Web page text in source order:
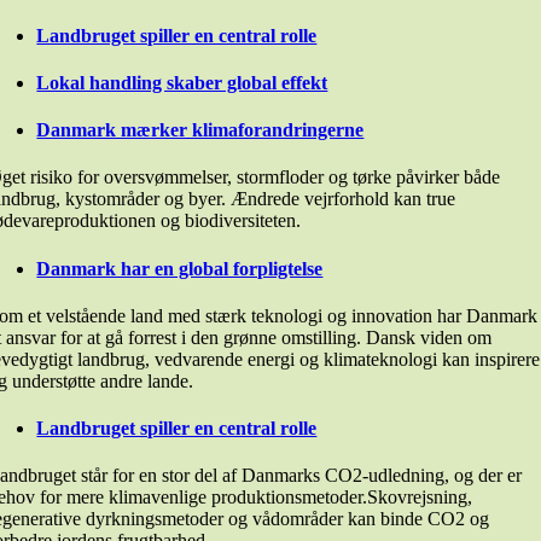
Landbruget spiller en central rolle
Lokal handling skaber global effekt
Danmark mærker klimaforandringerne
risiko for oversvømmelser, stormfloder og tørke påvirker både
kystområder og byer. Ændrede vejrforhold kan true
og biodiversiteten.
Danmark har en global forpligtelse
et velstående land med stærk teknologi og innovation har Danmark
ansvar for at gå forrest i den grønne omstilling. Dansk viden om
landbrug, vedvarende energi og klimateknologi kan inspirere
understøtte andre lande.
Landbruget spiller en central rolle
står for en stor del af Danmarks CO2-udledning, og der er
for mere klimavenlige produktionsmetoder.Skovrejsning,
dyrkningsmetoder og vådområder kan binde CO2 og